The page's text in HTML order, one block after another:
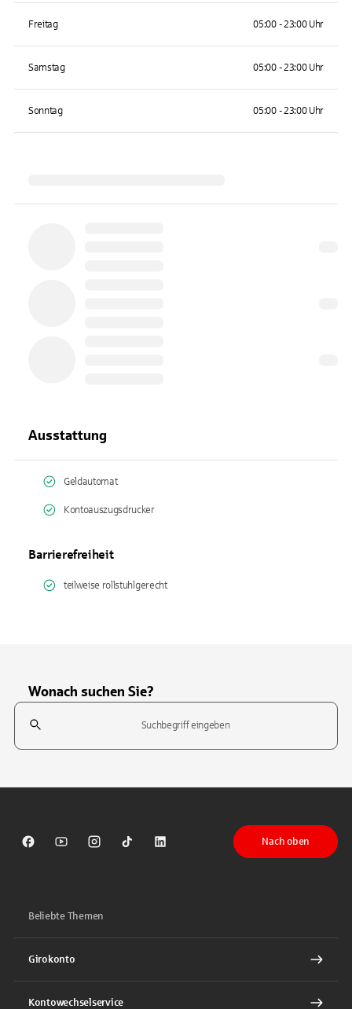
Freitag 05:00 - 23:00 Uhr
Samstag 05:00 - 23:00 Uhr
Sonntag 05:00 - 23:00 Uhr
Ausstattung
Geldautomat
Kontoauszugsdrucker
Barrierefreiheit
teilweise rollstuhlgerecht
Wonach suchen Sie?
Suchfeld
Sparkasse auf Facebook
Sparkasse auf Youtube
Sparkasse auf Instagram
Sparkasse auf TikTok
Sparkasse auf LinkedIn
Nach oben
Beliebte Themen
Girokonto
Kontowechselservice